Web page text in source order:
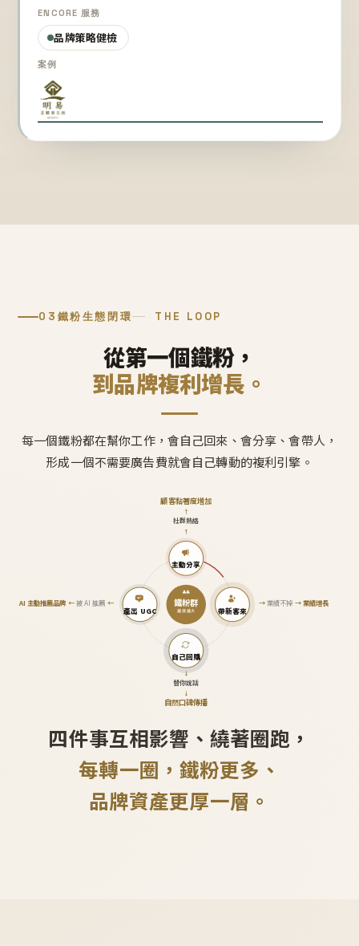
ENCORE 服務
品牌策略健檢
案例
03 鐵粉生態閉環 THE LOOP
從第一個鐵粉，
到品牌複利增長。
每一個鐵粉都在幫你工作，會自己回來、會分享、會帶人，
形成一個不需要廣告費就會自己轉動的複利引擎。
鐵粉群
越滾越大
主動分享
↑
社群熱絡
↑
顧客黏著度增加
帶新客來
→業績不掉 →業績增長
自己回購
↓
替你說話
↓
自然口碑傳播
產出 UGC
AI 主動推薦品牌←被 AI 推薦 ←
四件事互相影響、繞著圈跑，
每轉一圈，鐵粉更多、
品牌資產更厚一層。